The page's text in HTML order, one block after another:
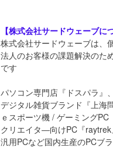
【株式会社サードウェーブに
株式会社サードウェーブは、
法人のお客様の課題解決のた
です
パソコン専門店『ドスパラ』
デジタル雑貨ブランド『上海
ｅスポーツ機 / ゲーミングPC
クリエイタ―向けPC『raytrek
汎用PCなど国内生産のPCブ